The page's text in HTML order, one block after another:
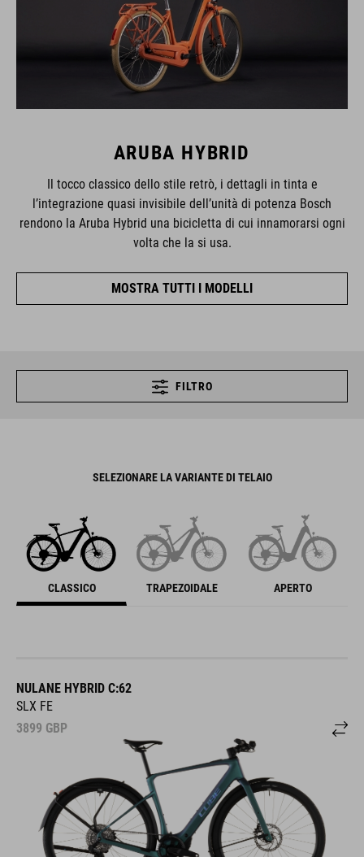
ARUBA HYBRID
Il tocco classico dello stile retrò, i dettagli in tinta e
l’integrazione quasi invisibile dell’unità di potenza Bosch
rendono la Aruba Hybrid una bicicletta di cui innamorarsi ogni
volta che la si usa.
MOSTRA TUTTI I MODELLI
FILTRO
SELEZIONARE LA VARIANTE DI TELAIO
CLASSICO TRAPEZOIDALE APERTO
NULANE HYBRID C:62
SLX FE
3899 GBP